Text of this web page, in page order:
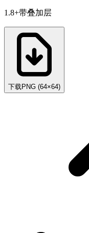
1.8+带叠加层
下载PNG (64×64)